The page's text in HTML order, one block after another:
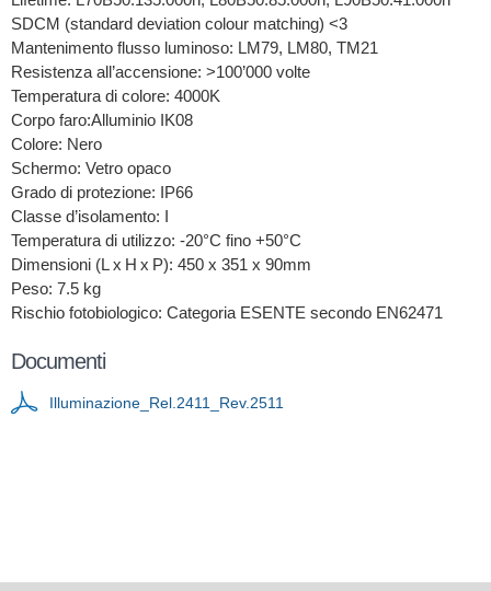
SDCM (standard deviation colour matching) <3
Mantenimento flusso luminoso: LM79, LM80, TM21
Resistenza all’accensione: >100’000 volte
Temperatura di colore: 4000K
Corpo faro:Alluminio IK08
Colore: Nero
Schermo: Vetro opaco
Grado di protezione: IP66
Classe d’isolamento: I
Temperatura di utilizzo: -20°C fino +50°C
Dimensioni (L x H x P): 450 x 351 x 90mm
Peso: 7.5 kg
Rischio fotobiologico: Categoria ESENTE secondo EN62471
Documenti
Illuminazione_Rel.2411_Rev.2511